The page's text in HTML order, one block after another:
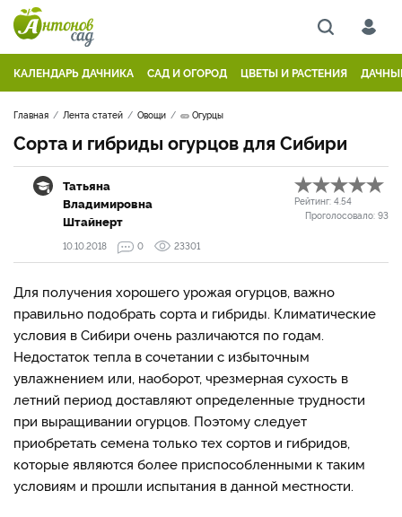
КАЛЕНДАРЬ ДАЧНИКА САД И ОГОРОД ЦВЕТЫ И РАСТЕНИЯ
Главная Лента статей Овощи 🥒 Огурцы
Сорта и гибриды огурцов для Сибири
Татьяна
Владимировна
Штайнерт
Рейтинг: 4.54
Проголосовало: 93
10.10.2018 0 23301
Для получения хорошего урожая огурцов, важно
правильно подобрать сорта и гибриды. Климатические
условия в Сибири очень различаются по годам.
Недостаток тепла в сочетании с избыточным
увлажнением или, наоборот, чрезмерная сухость в
летний период доставляют определенные трудности
при выращивании огурцов. Поэтому следует
приобретать семена только тех сортов и гибридов,
которые являются более приспособленными к таким
условиям и прошли испытания в данной местности.